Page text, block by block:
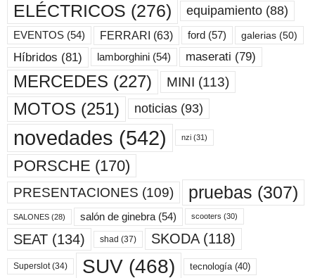
ELÉCTRICOS (276) equipamiento (88)
EVENTOS (54) FERRARI (63) ford (57) galerias (50)
Híbridos (81) lamborghini (54) maserati (79)
MERCEDES (227) MINI (113)
MOTOS (251) noticias (93)
novedades (542) nzi (31)
PORSCHE (170)
PRESENTACIONES (109) pruebas (307)
SALONES (28) salón de ginebra (54) scooters (30)
SEAT (134) shad (37) SKODA(118)
Superslot(34) SUV (468) tecnología (40)